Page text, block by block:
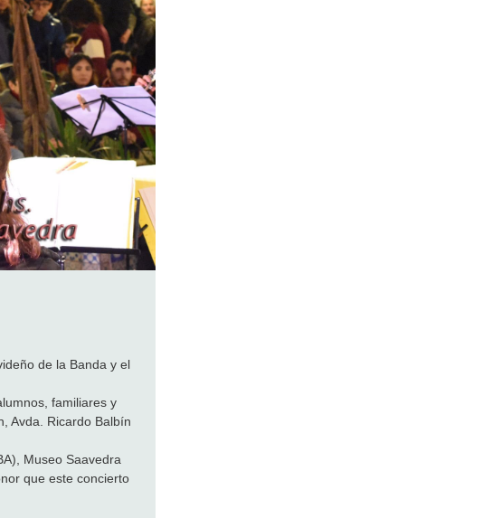
de la Banda y el
familiares y
Avda. Ricardo Balbín
Museo Saavedra
que este concierto